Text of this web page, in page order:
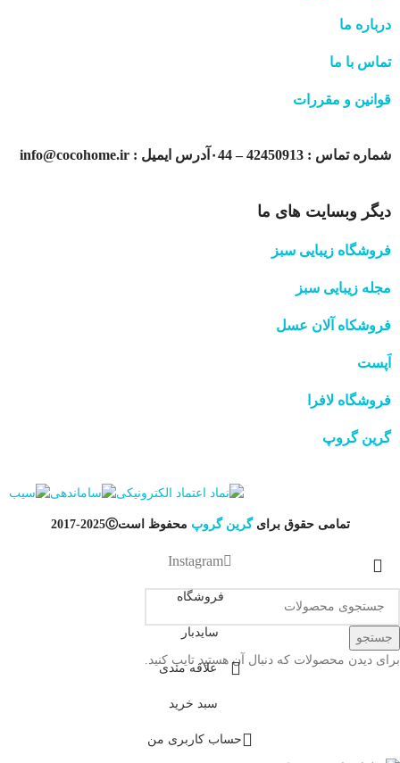
درباره ما
تماس با ما
قوانین و مقررات
شماره تماس : 42450913 – ۰44آدرس ایمیل : info@cocohome.ir
دیگر وبسایت های ما
فروشگاه زیبایی سبز
مجله زیبایی سبز
فروشکاه آلان عسل
اَپست
فروشگاه لافرا
گرین گروپ
تمامی حقوق برایگرین گروپ محفوظ استⒸ
2025-2017
جستجو
برای دیدن محصولات که دنبال آن هستید تایپ کنید.
Instagram
فروشگاه
سایدبار
علاقه مندی
سبد خرید
حساب کاربری من